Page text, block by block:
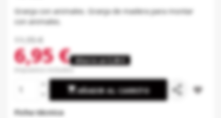
Granja con animales. Granja de madera para montar
con animales.
11,95 €
6,95 €
Ahorre un 5,00 €
Impuestos incluidos
AÑADIR AL CARRITO share favorite_border
Ficha técnica